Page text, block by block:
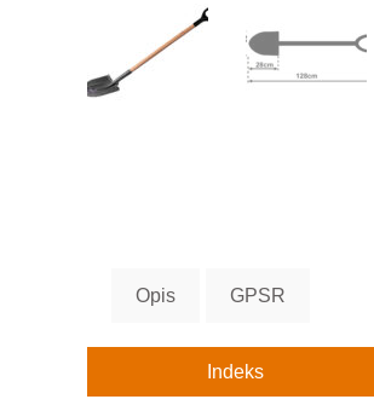
Opis GPSR
Indeks